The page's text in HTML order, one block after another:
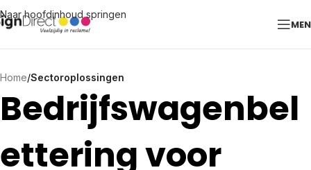
Naar hoofdinhoud springen
Home/Sectoroplossingen
Bedrijfswagenbel
ettering voor